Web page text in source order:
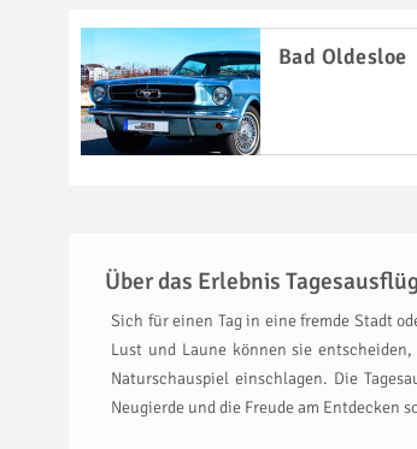
Bad Oldesloe
Über das Erlebnis
Sich für einen Tag in eine fremde Stadt
Lust und Laune können sie
Naturschauspiel einschlagen. Die
Neugierde und die Freude am Entdecken